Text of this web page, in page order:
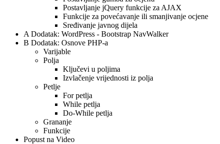
Postavljanje jQuery funkcije za AJAX
Funkcije za povećavanje ili smanjivanje ocjene
Sređivanje javnog dijela
A Dodatak: WordPress - Bootstrap NavWalker
B Dodatak: Osnove PHP-a
Varijable
Polja
Ključevi u poljima
Izvlačenje vrijednosti iz polja
Petlje
For petlja
While petlja
Do-While petlja
Grananje
Funkcije
Popust na Video